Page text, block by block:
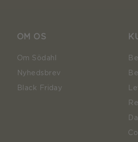
OM OS
Om Södahl
Nyhedsbrev
Black Friday